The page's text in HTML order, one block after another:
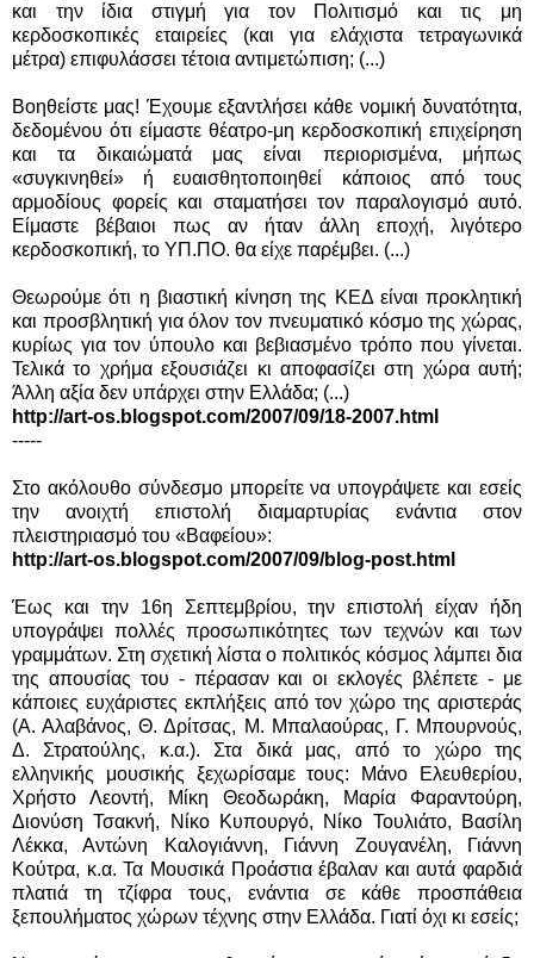
και την ίδια στιγμή για τον Πολιτισμό και τις μη
κερδοσκοπικές εταιρείες (και για ελάχιστα τετραγωνικά
μέτρα) επιφυλάσσει τέτοια αντιμετώπιση; (...)
Βοηθείστε μας! Έχουμε εξαντλήσει κάθε νομική δυνατότητα,
δεδομένου ότι είμαστε θέατρο-μη κερδοσκοπική επιχείρηση
και τα δικαιώματά μας είναι περιορισμένα, μήπως
«συγκινηθεί» ή ευαισθητοποιηθεί κάποιος από τους
αρμοδίους φορείς και σταματήσει τον παραλογισμό αυτό.
Είμαστε βέβαιοι πως αν ήταν άλλη εποχή, λιγότερο
κερδοσκοπική, το ΥΠ.ΠΟ. θα είχε παρέμβει. (...)
Θεωρούμε ότι η βιαστική κίνηση της ΚΕΔ είναι προκλητική
και προσβλητική για όλον τον πνευματικό κόσμο της χώρας,
κυρίως για τον ύπουλο και βεβιασμένο τρόπο που γίνεται.
Τελικά το χρήμα εξουσιάζει κι αποφασίζει στη χώρα αυτή;
Άλλη αξία δεν υπάρχει στην Ελλάδα; (...)
http://art-os.blogspot.com/2007/09/18-2007.html
-----
Στο ακόλουθο σύνδεσμο μπορείτε να υπογράψετε και εσείς
την ανοιχτή επιστολή διαμαρτυρίας ενάντια στον
πλειστηριασμό του «Βαφείου»:
http://art-os.blogspot.com/2007/09/blog-post.html
Έως και την 16η Σεπτεμβρίου, την επιστολή είχαν ήδη
υπογράψει πολλές προσωπικότητες των τεχνών και των
γραμμάτων. Στη σχετική λίστα ο πολιτικός κόσμος λάμπει δια
της απουσίας του - πέρασαν και οι εκλογές βλέπετε - με
κάποιες ευχάριστες εκπλήξεις από τον χώρο της αριστεράς
(Α. Αλαβάνος, Θ. Δρίτσας, Μ. Μπαλαούρας, Γ. Μπουρνούς,
Δ. Στρατούλης, κ.α.). Στα δικά μας, από το χώρο της
ελληνικής μουσικής ξεχωρίσαμε τους: Μάνο Ελευθερίου,
Χρήστο Λεοντή, Μίκη Θεοδωράκη, Μαρία Φαραντούρη,
Διονύση Τσακνή, Νίκο Κυπουργό, Νίκο Τουλιάτο, Βασίλη
Λέκκα, Αντώνη Καλογιάννη, Γιάννη Ζουγανέλη, Γιάννη
Κούτρα, κ.α. Τα Μουσικά Προάστια έβαλαν και αυτά φαρδιά
πλατιά τη τζίφρα τους, ενάντια σε κάθε προσπάθεια
ξεπουλήματος χώρων τέχνης στην Ελλάδα. Γιατί όχι κι εσείς;